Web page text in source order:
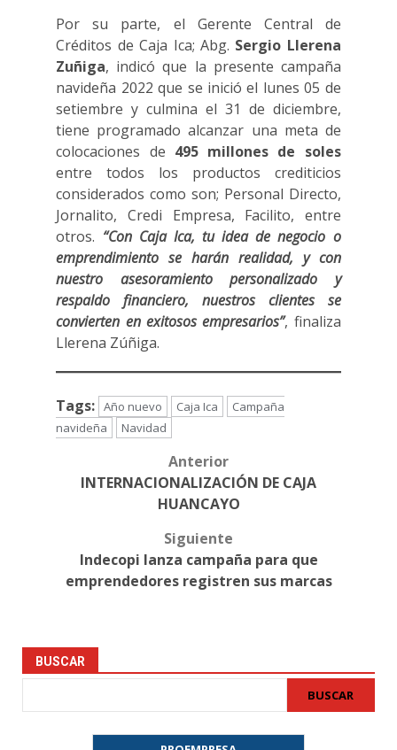
Por su parte, el Gerente Central de
Créditos de Caja Ica; Abg. Sergio Llerena
Zuñiga, indicó que la presente campaña
navideña 2022 que se inició el lunes 05 de
setiembre y culmina el 31 de diciembre,
tiene programado alcanzar una meta de
colocaciones de 495 millones de soles
entre todos los productos crediticios
considerados como son; Personal Directo,
Jornalito, Credi Empresa, Facilito, entre
otros. “Con Caja Ica, tu idea de negocio o
emprendimiento se harán realidad, y con
nuestro asesoramiento personalizado y
respaldo financiero, nuestros clientes se
convierten en exitosos empresarios”, finaliza
Llerena Zúñiga.
Tags: Año nuevo Caja Ica
Campaña
navideña
Navidad
Anterior
INTERNACIONALIZACIÓN DE CAJA
HUANCAYO
Siguiente
Indecopi lanza campaña para que
emprendedores registren sus marcas
BUSCAR
BUSCAR